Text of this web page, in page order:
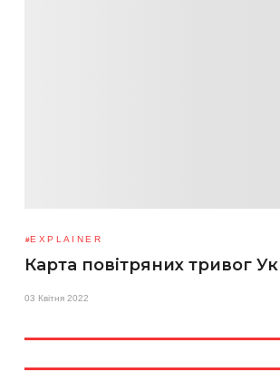
EXPLAINER
Карта повітряних тривог
03 Квітня 2022